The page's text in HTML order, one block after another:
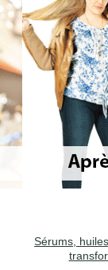
Sérums,